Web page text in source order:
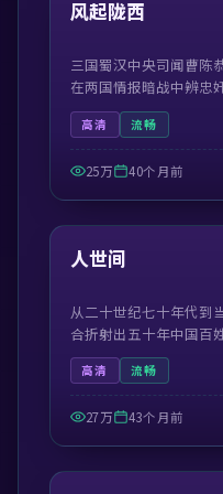
风起陇西
三国蜀汉中央司闻曹陈
在两国情报暗战中辨忠
高清 流畅
25万 40个月前
精选
人世间
从二十世纪七十年代到
合折射出五十年中国百
高清 流畅
27万 43个月前